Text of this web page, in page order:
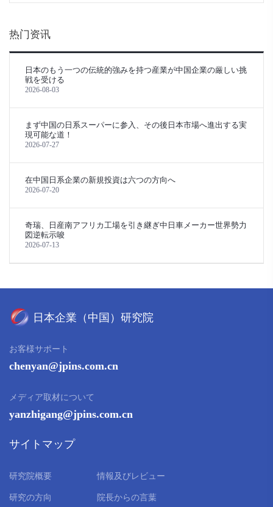
热门资讯
日本のもう一つの伝統的強みを持つ産業が中国企業の厳しい挑
戦を受ける
2026-08-03
まず中国の日系スーパーに参入、その後日本市場へ進出する実
現可能な道！
2026-07-27
在中国日系企業の新規投資は六つの方向へ
2026-07-20
奇瑞、日産南アフリカ工場を引き継ぎ中日車メーカー世界勢力
図逆転示唆
2026-07-13
お客様サポート
chenyan@jpins.com.cn
メディア取材について
yanzhigang@jpins.com.cn
サイトマップ
研究院概要
研究の方向
情報及びレビュー
院長からの言葉